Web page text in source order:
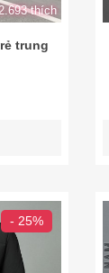
2.693 thích
trung
- 25%